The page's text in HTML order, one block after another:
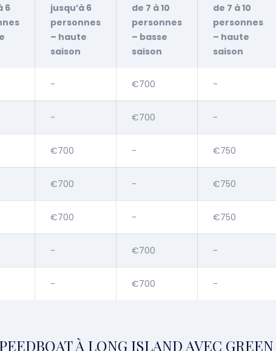
6
jusqu’à 6
personnes
– haute
saison
de 7 à 10
personnes
– basse
saison
de 7 à 10
personnes
– haute
saison
- €700 -
- €700 -
€700 - €750
€700 - €750
€700 - €750
- €700 -
- €700 -
À LONG ISLAND AVEC GREEN